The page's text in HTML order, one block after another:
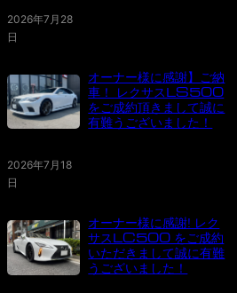
2026年7月28
日
2026年7月18
日
オーナー様に感謝】ご納
車！ レクサスLS500
をご成約頂きまして誠に
有難うございました！
オーナー様に感謝! レク
サスLC500 をご成約
いただきまして誠に有難
うございました！